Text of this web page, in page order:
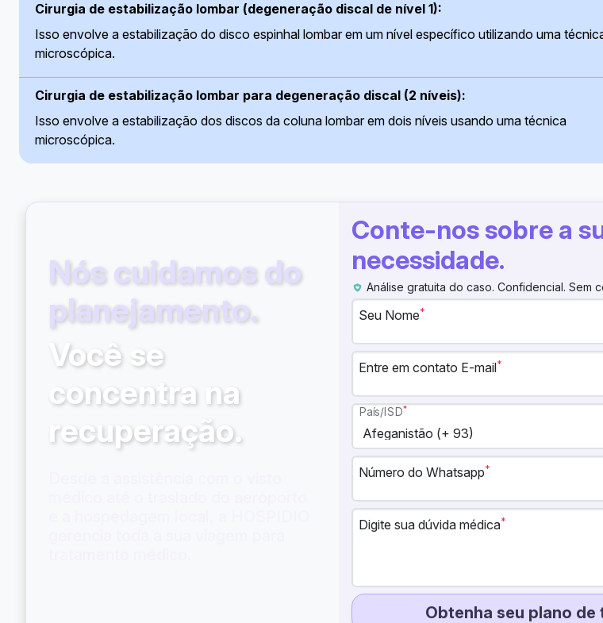
Cirurgia de estabilização lombar (degeneração discal de nível 1):
Isso envolve a estabilização do disco espinhal lombar em um nível específico utilizando uma
microscópica.
Cirurgia de estabilização lombar para degeneração discal (2 níveis):
Isso envolve a estabilização dos discos da coluna lombar em dois níveis usando uma técnica
microscópica.
Nós cuidamos do
planejamento.
Você se
concentra na
recuperação.
Conte-nos sobre a
necessidade.
Análise gratuita do caso. Confidencial. Sem
Seu Nome*
Entre em contato E-mail*
País/ISD*
Número do Whatsapp*
Digite sua dúvida médica*
Obtenha seu plano de